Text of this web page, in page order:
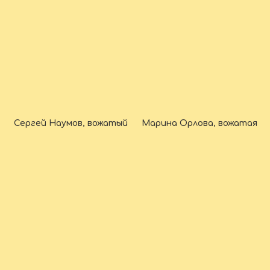
Сергей Наумов, вожатый Марина Орлова, вожатая